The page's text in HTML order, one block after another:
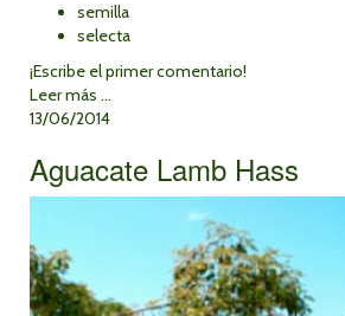
semilla
selecta
¡Escribe el primer comentario!
Leer más ...
13/06/2014
Aguacate Lamb Hass